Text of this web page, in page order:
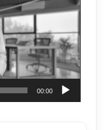
ویدیو
00:00